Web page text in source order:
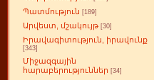
Պատմություն [189]
Արվեստ, մշակույթ [30]
Իրավագիտություն, իրավունք
[343]
Միջազգային
հարաբերություններ [34]